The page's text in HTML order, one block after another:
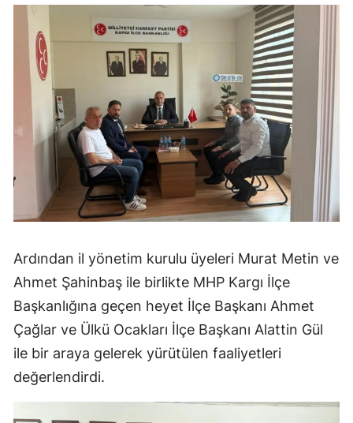
Rize
Sakarya
Samsun
Siirt
Sinop
Sivas
Tekirdağ
Tokat
Trabzon
Tunceli
Şanlıurfa
Ardından il yönetim kurulu üyeleri Murat Metin ve
Ahmet Şahinbaş ile birlikte MHP Kargı İlçe
Başkanlığına geçen heyet İlçe Başkanı Ahmet
Çağlar ve Ülkü Ocakları İlçe Başkanı Alattin Gül
ile bir araya gelerek yürütülen faaliyetleri
değerlendirdi.